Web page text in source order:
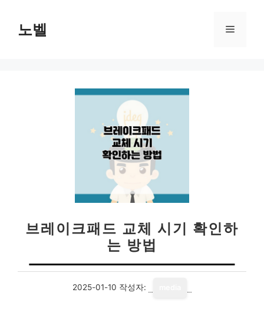
노벨 메
브레이크패드 교체 시기 확인하
는 방법
2025-01-10 작성자: